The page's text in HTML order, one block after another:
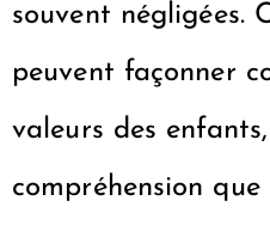
souvent négligées.
peuvent façonner
valeurs des
compréhension